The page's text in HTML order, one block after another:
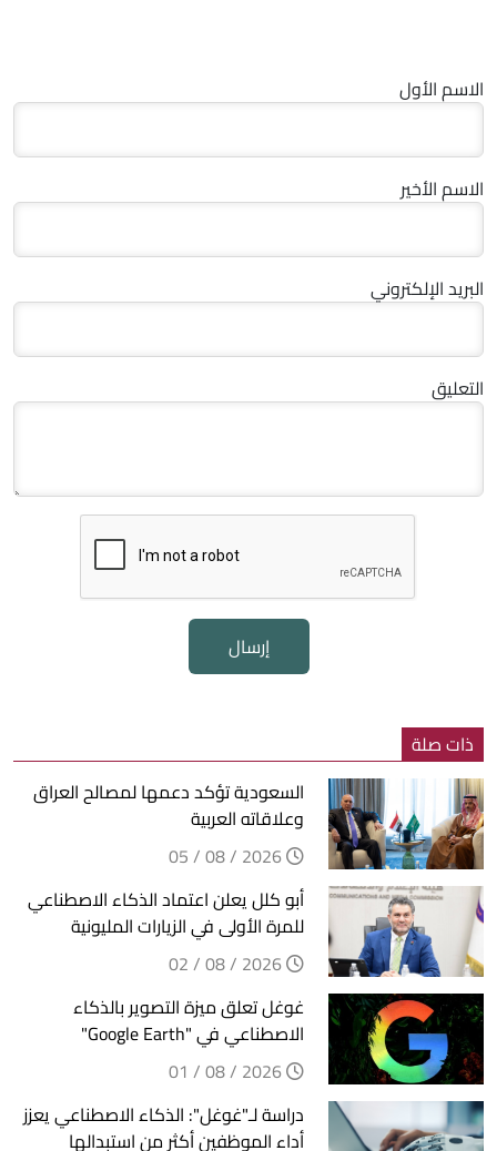
الاسم الأول
الاسم الأخير
البريد الإلكتروني
التعليق
إرسال
ذات صلة
السعودية تؤكد دعمها لمصالح العراق
وعلاقاته العربية
أبو كلل يعلن اعتماد الذكاء الاصطناعي
للمرة الأولى في الزيارات المليونية
غوغل تعلق ميزة التصوير بالذكاء
الاصطناعي في "Google Earth"
دراسة لـ"غوغل": الذكاء الاصطناعي يعزز
أداء الموظفين أكثر من استبدالها